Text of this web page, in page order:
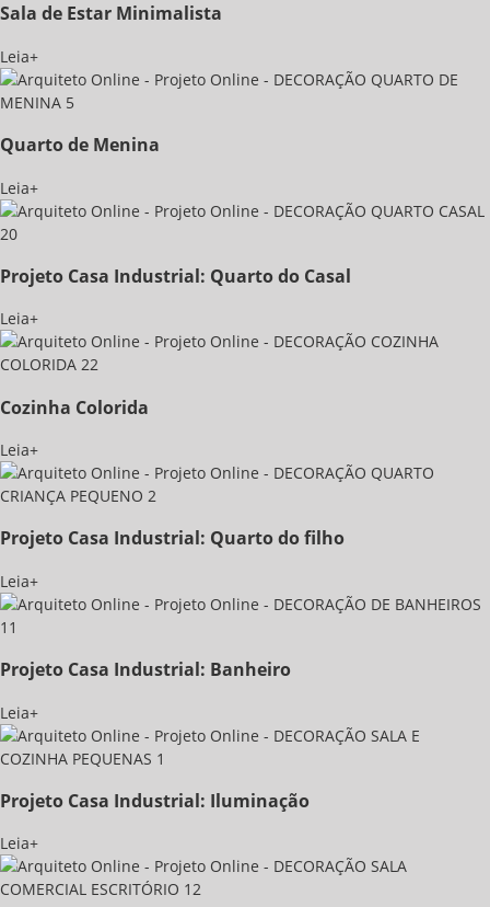
Sala de Estar Minimalista
Leia+
Quarto de Menina
Leia+
Projeto Casa Industrial: Quarto do Casal
Leia+
Cozinha Colorida
Leia+
Projeto Casa Industrial: Quarto do filho
Leia+
Projeto Casa Industrial: Banheiro
Leia+
Projeto Casa Industrial: Iluminação
Leia+